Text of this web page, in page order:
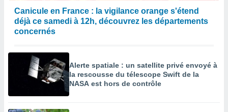
Canicule en France : la vigilance orange s'étend
déjà ce samedi à 12h, découvrez les départements
concernés
Alerte spatiale : un satellite privé envoyé à
la rescousse du télescope Swift de la
NASA est hors de contrôle